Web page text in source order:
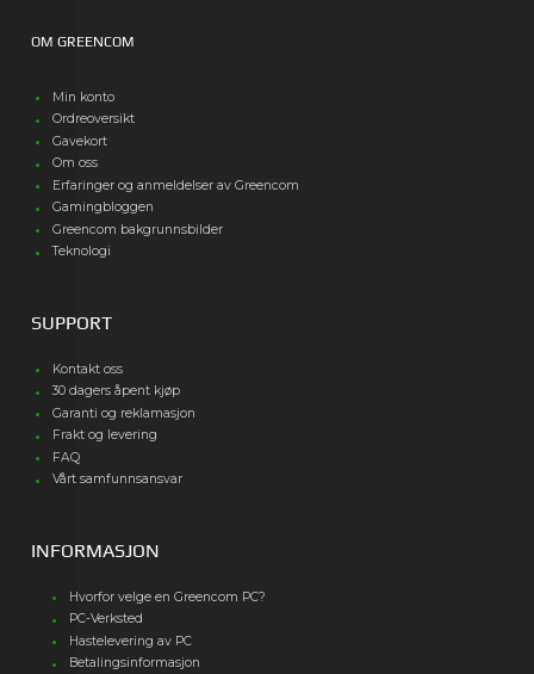
OM GREENCOM
Min konto
Ordreoversikt
Gavekort
Om oss
Erfaringer og anmeldelser av Greencom
Gamingbloggen
Greencom bakgrunnsbilder
Teknologi
SUPPORT
Kontakt oss
30 dagers åpent kjøp
Garanti og reklamasjon
Frakt og levering
FAQ
Vårt samfunnsansvar
INFORMASJON
Hvorfor velge en Greencom PC?
PC-Verksted
Hastelevering av PC
Betalingsinformasjon